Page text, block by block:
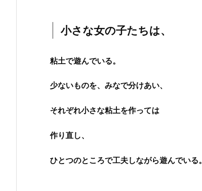
小さな女の子たちは、
粘土で遊んでいる。
少ないものを、みなで分けあい、
それぞれ小さな粘土を作っては
作り直し、
ひとつのところで工夫しながら遊んでいる。